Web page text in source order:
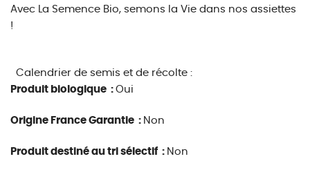
Avec La Semence Bio, semons la Vie dans nos assiettes
!
Calendrier de semis et de récolte :
Produit biologique : Oui
Origine France Garantie : Non
Produit destiné au tri sélectif : Non